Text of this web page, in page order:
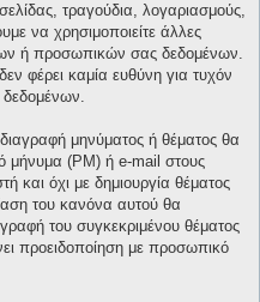
τραγούδια, λογαριασμούς,
να χρησιμοποιείτε άλλες
ή προσωπικών σας δεδομένων.
φέρει καμία ευθύνη για τυχόν
μηνύματος ή θέματος θα
μήνυμα (PM) ή e-mail στους
και όχι με δημιουργία θέματος
του κανόνα αυτού θα
του συγκεκριμένου θέματος
προειδοποίηση με προσωπικό